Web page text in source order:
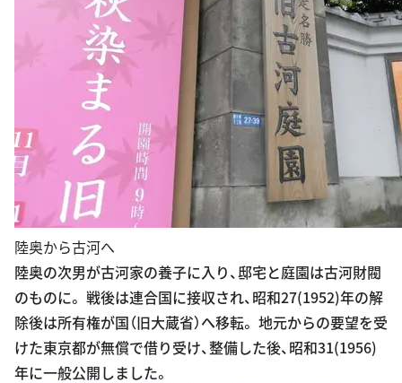
陸奥から古河へ
陸奥の次男が古河家の養子に入り、邸宅と庭園は古河財閥
のものに。 戦後は連合国に接収され、昭和27(1952)年の解
除後は所有権が国（旧大蔵省）へ移転。 地元からの要望を受
けた東京都が無償で借り受け、整備した後、昭和31(1956)
年に一般公開しました。